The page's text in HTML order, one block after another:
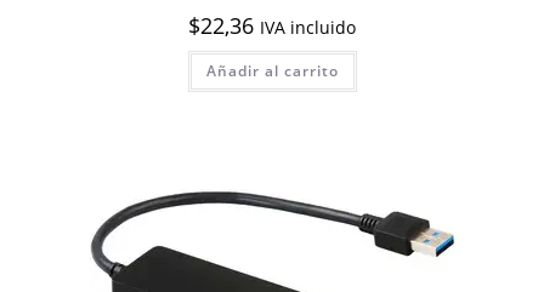
$22,36 IVA incluido
Añadir al carrito